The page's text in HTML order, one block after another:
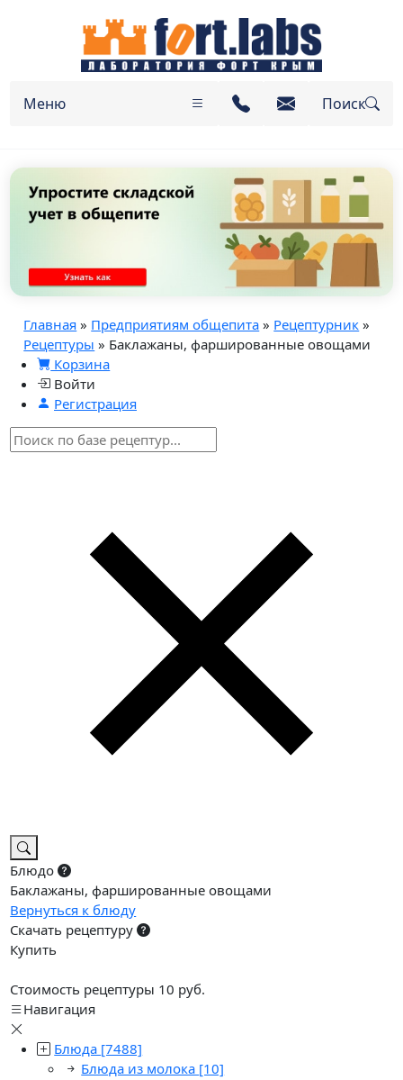
Меню Поиск
Главная » Предприятиям общепита » Рецептурник »
Рецептуры » Баклажаны, фаршированные овощами
Корзина
Войти
Регистрация
Блюдо
Баклажаны, фаршированные овощами
Вернуться к блюду
Скачать рецептуру
Купить
Стоимость рецептуры 10 руб.
Навигация
Блюда [7488]
Блюда из молока [10]